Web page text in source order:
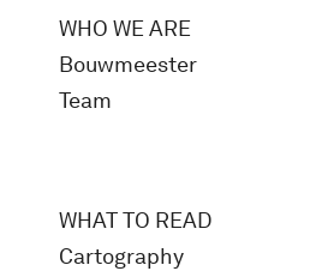
WHO WE ARE
Bouwmeester
Team
WHAT TO READ
Cartography